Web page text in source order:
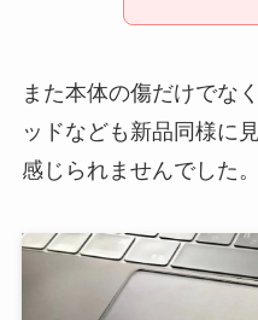
また本体の傷だけでな
ッドなども新品同様に
感じられませんでした。